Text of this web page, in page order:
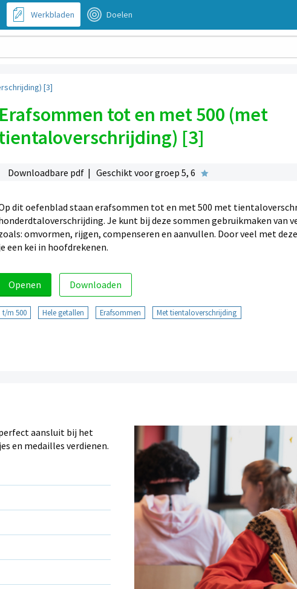
Werkbladen Doelen
[3]
Erafsommen tot en met 500 (met
[3]
Downloadbare pdf | Geschikt voor groep 5, 6
dit oefenblad staan erafsommen tot en met 500 met
Je kunt bij deze sommen gebruikmaken van
omvormen, rijgen, compenseren en aanvullen. Door veel met
een kei in hoofdrekenen.
Openen Downloaden
t/m 500 Hele getallen Erafsommen Met tientaloverschrijding
aansluit bij het
en medailles verdienen.